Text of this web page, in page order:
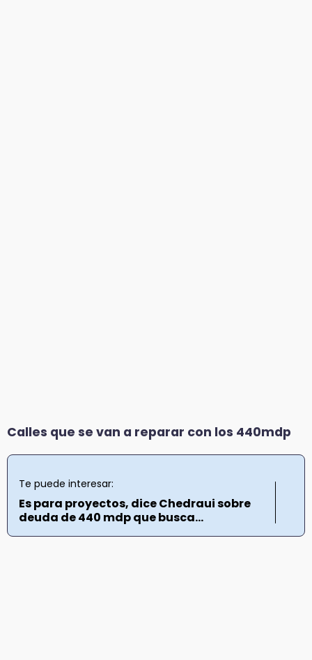
Calles que se van a reparar con los 440mdp
Te puede interesar:
Es para proyectos, dice Chedraui sobre
deuda de 440 mdp que busca...